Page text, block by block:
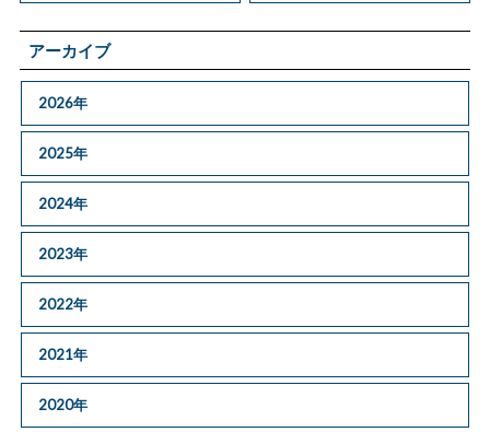
アーカイブ
2026年
2025年
2024年
2023年
2022年
2021年
2020年